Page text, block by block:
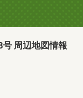
周辺地図情報